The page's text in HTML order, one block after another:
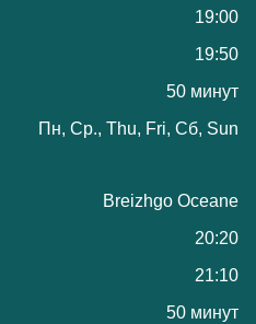
19:00
19:50
50 минут
Пн, Ср., Thu, Fri, Сб, Sun
Breizhgo Oceane
20:20
21:10
50 минут